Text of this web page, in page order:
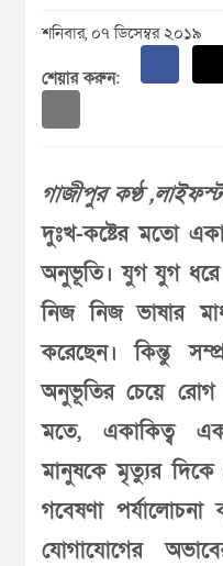
শনিবার, ০৭ ডিসেম্বর ২০১৯
শেয়ার করুন:
গাজীপুর কণ্ঠ
দুঃখ-কষ্টের মতো
অনুভূতি। যুগ যুগ ধরে
নিজ নিজ ভাষার
করেছেন। কিন্তু
অনুভূতির চেয়ে রোগ
মতে, একাকিত্ব
মানুষকে মৃত্যুর দিকে
গবেষণা
যোগাযোগের